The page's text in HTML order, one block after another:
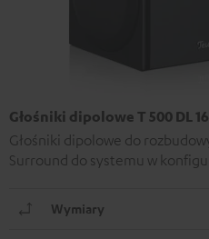
Głośniki dipolowe T 500 DL 16
Głośniki dipolowe do
Surround do systemu w
Wymiary